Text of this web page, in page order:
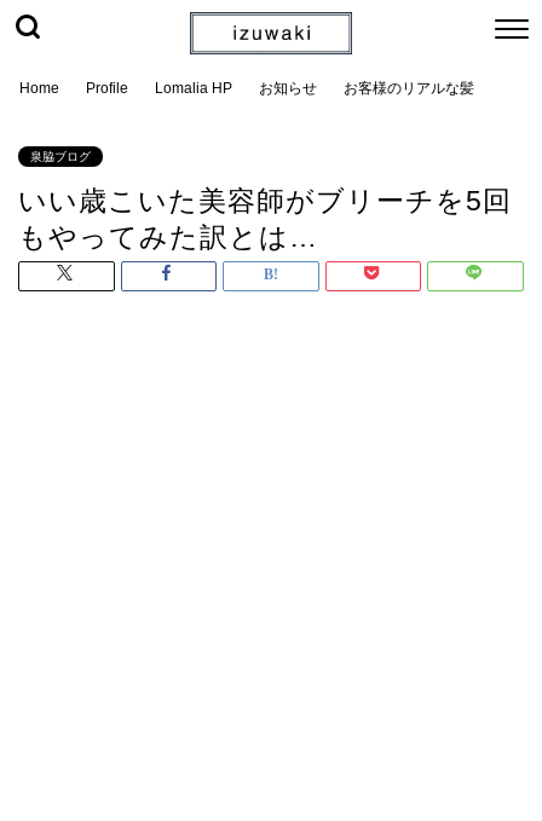
Home Profile Lomalia HP お知らせ お客様のリアルな髪
泉脇ブログ
いい歳こいた美容師がブリーチを5回
もやってみた訳とは…